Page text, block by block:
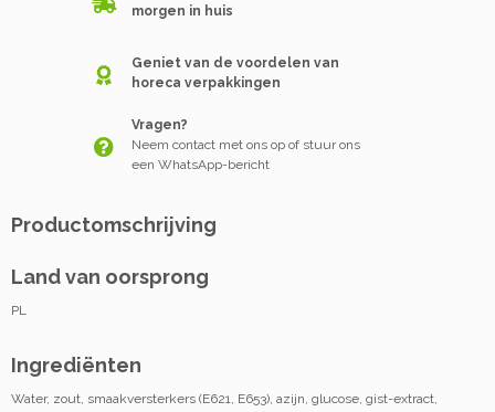
morgen in huis
Geniet van de voordelen van
horeca verpakkingen
Vragen?
Neem contact met ons op of stuur ons
een WhatsApp-bericht
Productomschrijving
Land van oorsprong
PL
Ingrediënten
Water, zout, smaakversterkers (E621, E653), azijn, glucose, gist-extract,